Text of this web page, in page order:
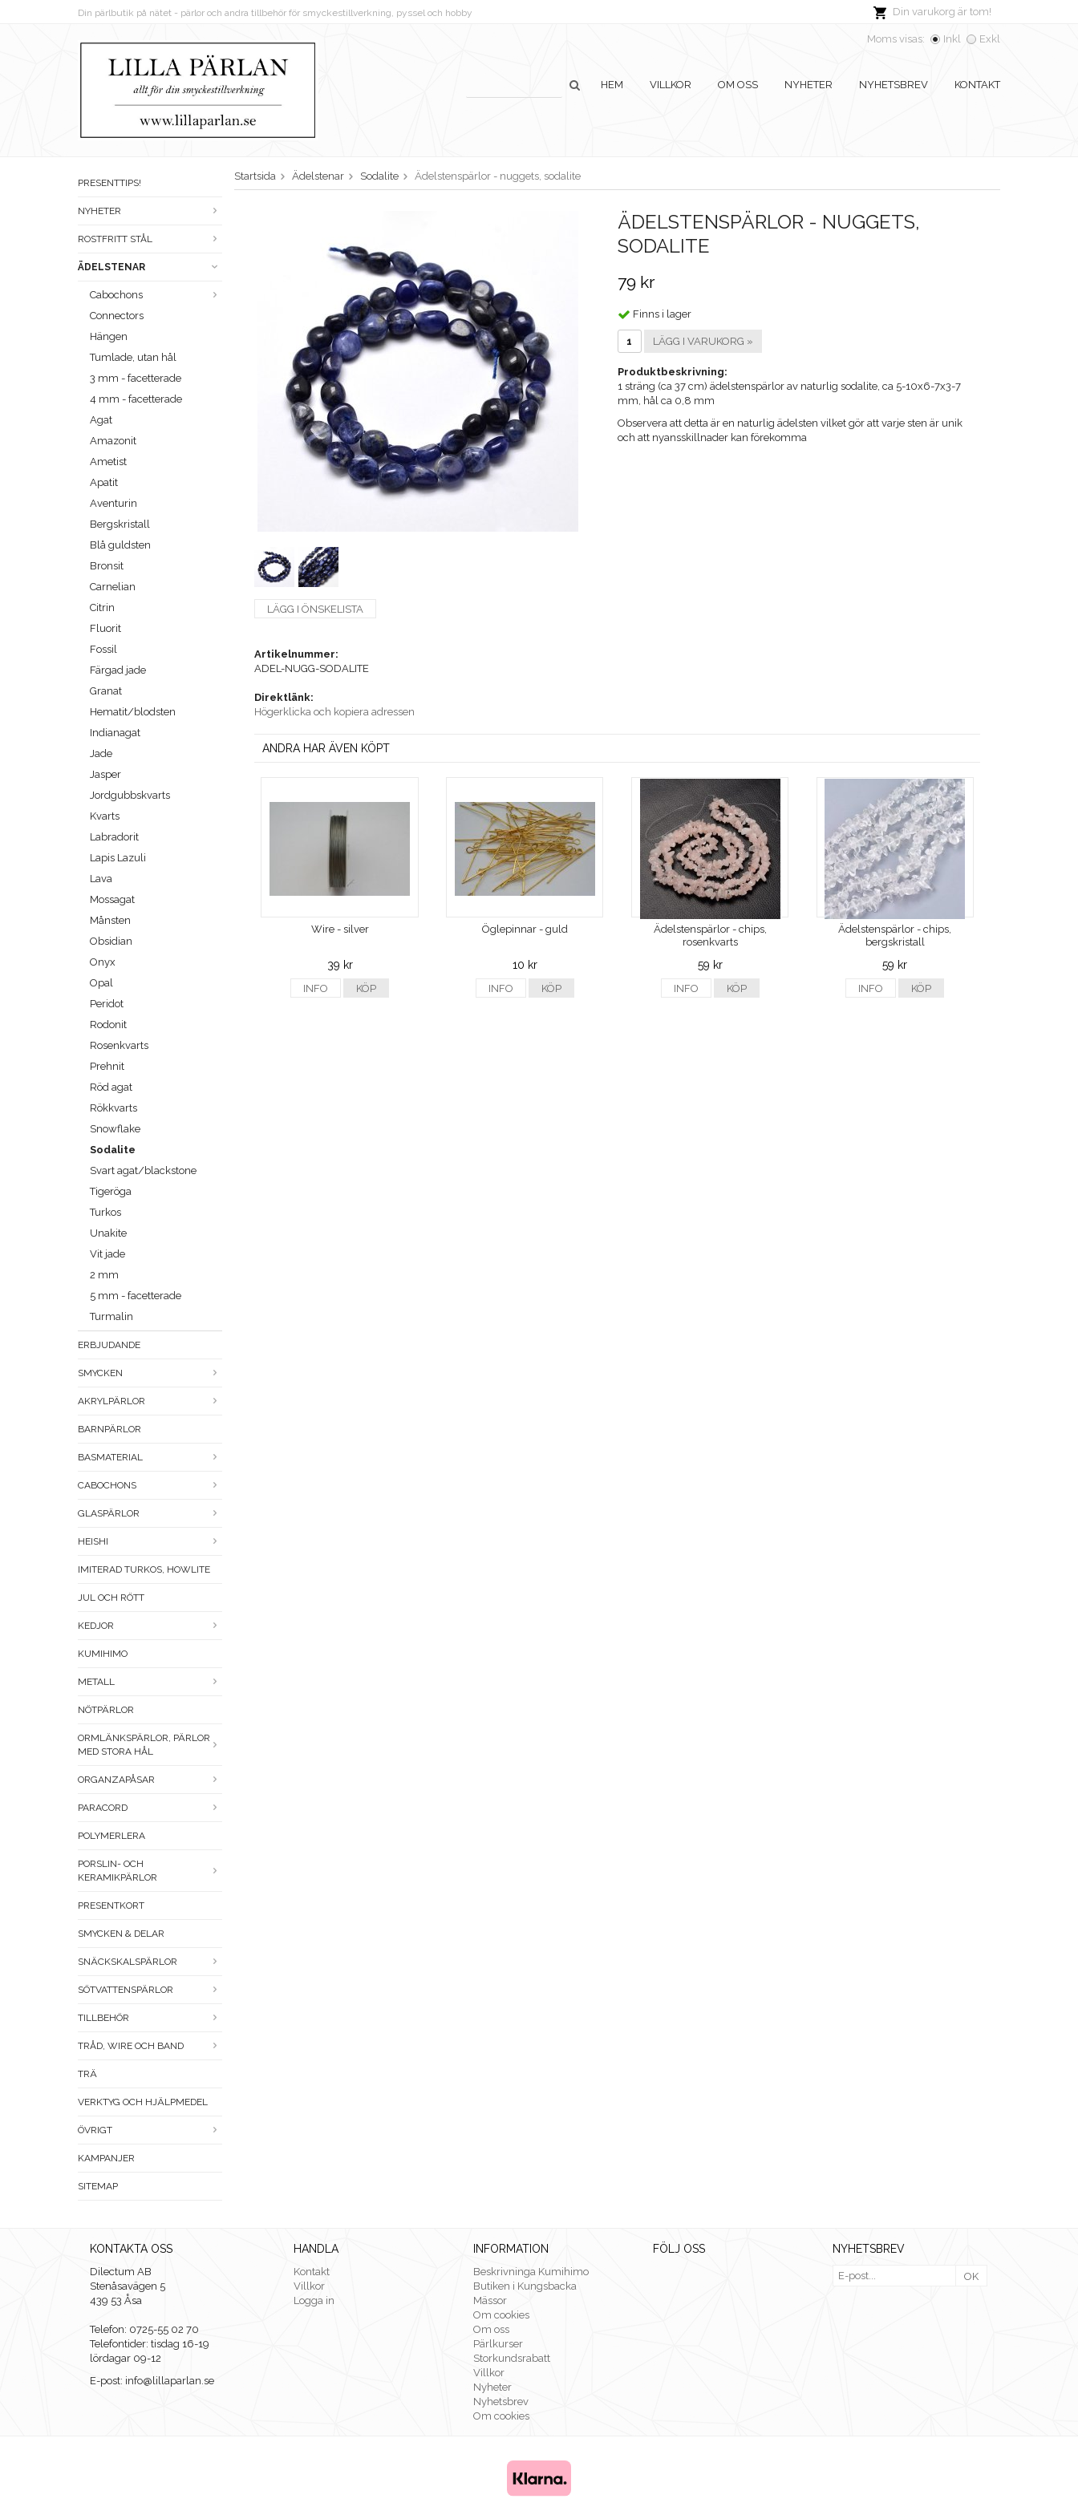
Din varukorg är tom!
Din pärlbutik på nätet - pärlor och andra tillbehör för smyckestillverkning, pyssel och hobby
Moms visas: Inkl Exkl
HEM VILLKOR OM OSS NYHETER NYHETSBREV KONTAKT
PRESENTTIPS!
NYHETER
ROSTFRITT STÅL
ÄDELSTENAR
Cabochons
Connectors
Hängen
Tumlade, utan hål
3 mm - facetterade
4 mm - facetterade
Agat
Amazonit
Ametist
Apatit
Aventurin
Bergskristall
Blå guldsten
Bronsit
Carnelian
Citrin
Fluorit
Fossil
Färgad jade
Granat
Hematit/blodsten
Indianagat
Jade
Jasper
Jordgubbskvarts
Kvarts
Labradorit
Lapis Lazuli
Lava
Mossagat
Månsten
Obsidian
Onyx
Opal
Peridot
Rodonit
Rosenkvarts
Prehnit
Röd agat
Rökkvarts
Snowflake
Sodalite
Svart agat/blackstone
Tigeröga
Turkos
Unakite
Vit jade
2 mm
5 mm - facetterade
Turmalin
ERBJUDANDE
SMYCKEN
AKRYLPÄRLOR
BARNPÄRLOR
BASMATERIAL
CABOCHONS
GLASPÄRLOR
HEISHI
IMITERAD TURKOS, HOWLITE
JUL OCH RÖTT
KEDJOR
KUMIHIMO
METALL
NÖTPÄRLOR
ORMLÄNKSPÄRLOR, PÄRLOR
MED STORA HÅL
ORGANZAPÅSAR
PARACORD
POLYMERLERA
PORSLIN- OCH
KERAMIKPÄRLOR
PRESENTKORT
SMYCKEN & DELAR
SNÄCKSKALSPÄRLOR
SÖTVATTENSPÄRLOR
TILLBEHÖR
TRÅD, WIRE OCH BAND
TRÄ
VERKTYG OCH HJÄLPMEDEL
ÖVRIGT
KAMPANJER
SITEMAP
Startsida Ädelstenar Sodalite Ädelstenspärlor - nuggets, sodalite
ÄDELSTENSPÄRLOR - NUGGETS,
SODALITE
79 kr
Finns i lager
LÄGG I VARUKORG »
Produktbeskrivning:
1 sträng (ca 37 cm) ädelstenspärlor av naturlig sodalite, ca 5-10x6-7x3-7
mm, hål ca 0,8 mm
Observera att detta är en naturlig ädelsten vilket gör att varje sten är unik
och att nyansskillnader kan förekomma
LÄGG I ÖNSKELISTA
Artikelnummer:
ADEL-NUGG-SODALITE
Direktlänk:
Högerklicka och kopiera adressen
ANDRA HAR ÄVEN KÖPT
Wire - silver
39 kr
INFO KÖP
Öglepinnar - guld
10 kr
INFO KÖP
Ädelstenspärlor - chips,
rosenkvarts
59 kr
INFO KÖP
Ädelstenspärlor - chips,
bergskristall
59 kr
INFO KÖP
KONTAKTA OSS
Dilectum AB
Stenåsavägen 5
439 53 Åsa
Telefon: 0725-55 02 70
Telefontider: tisdag 16-19
lördagar 09-12
E-post: info@lillaparlan.se
HANDLA
Kontakt
Villkor
Logga in
INFORMATION
Beskrivninga Kumihimo
Butiken i Kungsbacka
Mässor
Om cookies
Om oss
Pärlkurser
Storkundsrabatt
Villkor
Nyheter
Nyhetsbrev
Om cookies
FÖLJ OSS NYHETSBREV
OK